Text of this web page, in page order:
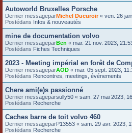
Autoworld Bruxelles Porsche
Dernier messageparMichel Ducuroir« ven. 26
Postédans Infos & nouveautés
mine de documentation volvo
Dernier messageparBen « mar. 21 nov. 2023,
Postédans Fiches Techniques
2023 - Meeting impérial en forêt de
Dernier messageparAOD « mar. 05 sept. 2023,
Postédans Rencontres, meetings, événements
Chere ami(e)s passionné
Dernier messageparsully50 « sam. 27 mai 2023,
Postédans Recherche
Caches barre de toit volvo 460
Dernier messageparP13553 « sam. 29 avr. 2023,
Postédans Recherche